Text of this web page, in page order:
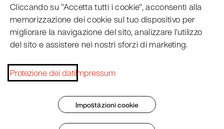
Subscribe Pacojet Newsletter
Would you like to be regularly updated on news, event
Cliccando su "Accetta tutti i cookie", acconsenti alla
memorizzazione dei cookie sul tuo dispositivo per
migliorare la navigazione del sito, analizzare l'utilizzo
del sito e assistere nei nostri sforzi di marketing.
Protezione dei datiImpressum
Impostazioni cookie